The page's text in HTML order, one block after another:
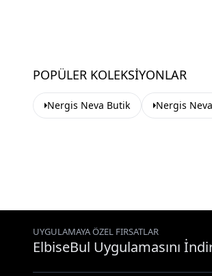
POPÜLER KOLEKSIYONLAR
Nergis Neva Butik Nergis
UYGULAMAYA ÖZEL FIRSATLAR
ElbiseBul Uygulamasını